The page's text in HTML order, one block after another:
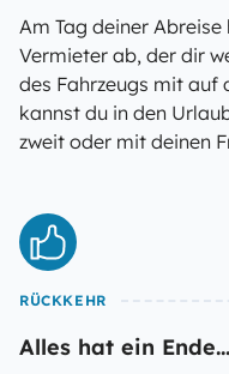
Am Tag deiner
Vermieter ab, der dir
des Fahrzeugs mit auf
kannst du in den
zweit oder mit deinen
RÜCKKEHR
Alles hat ein Ende...